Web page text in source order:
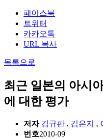
페이스북
트위터
카카오톡
URL 복사
목록으로
최근 일본의 아시
에 대한 평가
저자 김규판 , 김은지 ,
번호2010-09